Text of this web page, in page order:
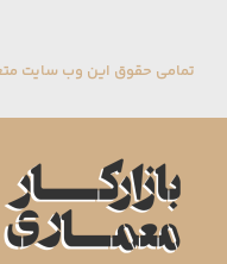
تمامی حقوق این وب سایت